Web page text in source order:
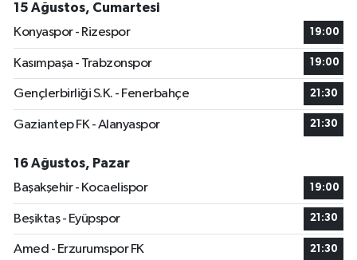
15 Ağustos, Cumartesi
Konyaspor - Rizespor
19:00
Kasımpaşa - Trabzonspor 19:00
Gençlerbirliği S.K. - Fenerbahçe 21:30
Gaziantep FK - Alanyaspor 21:30
16 Ağustos, Pazar
Başakşehir - Kocaelispor
19:00
Beşiktaş - Eyüpspor 21:30
Amed - Erzurumspor FK 21:30